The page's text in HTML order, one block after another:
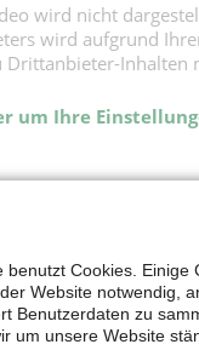
wird nicht
wird aufgrund
Drittanbieter-Inhalten
um Ihre
benutzt Cookies. Einige
Website notwendig,
Benutzerdaten zu
um unsere Website